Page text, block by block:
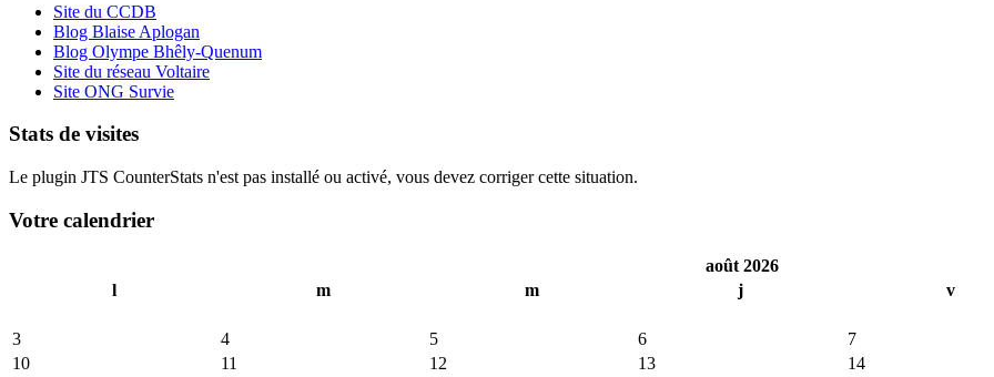
Site du CCDB
Blog Blaise Aplogan
Blog Olympe Bhêly-Quenum
Site du réseau Voltaire
Site ONG Survie
Stats de visites
Le plugin JTS CounterStats n'est pas installé ou activé, vous devez corriger cette situation.
Votre calendrier
août 2026
l
m m j v
3 4 5 6
7
10
11 12 13 14